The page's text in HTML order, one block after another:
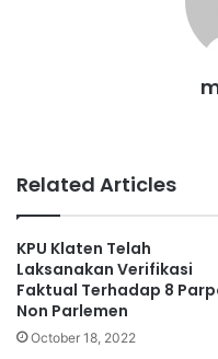
Related Articles
KPU Klaten Telah
Laksanakan Verifikasi
Faktual Terhadap 8
Non Parlemen
October 18, 2022